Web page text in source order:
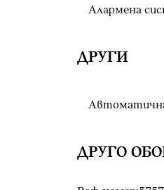
Алармена
ДРУГИ
ДРУГО